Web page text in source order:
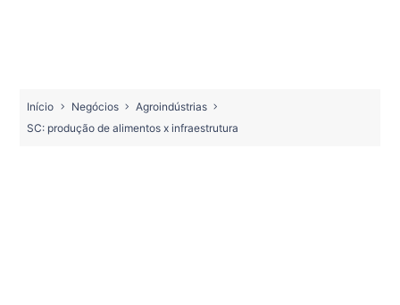
Início Negócios
Agroindústrias
SC: produção de alimentos x infraestrutura